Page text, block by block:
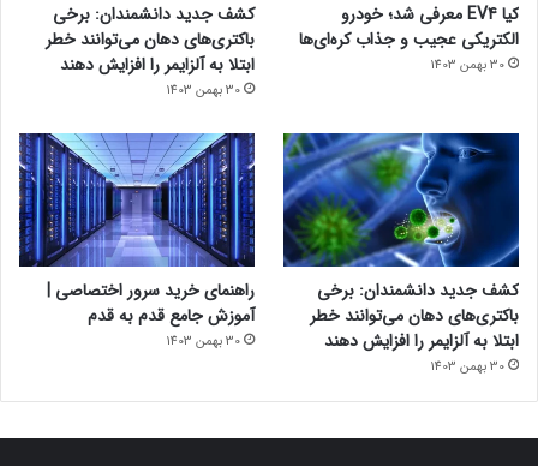
کیا EV4 معرفی شد؛ خودرو
الکتریکی عجیب و جذاب کره‌ای‌ها
30 بهمن 1403
کشف جدید دانشمندان: برخی
باکتری‌های دهان می‌توانند خطر
ابتلا به آلزایمر را افزایش دهند
30 بهمن 1403
کشف جدید دانشمندان: برخی
باکتری‌های دهان می‌توانند خطر
ابتلا به آلزایمر را افزایش دهند
30 بهمن 1403
راهنمای خرید سرور اختصاصی |
آموزش جامع قدم به قدم
30 بهمن 1403